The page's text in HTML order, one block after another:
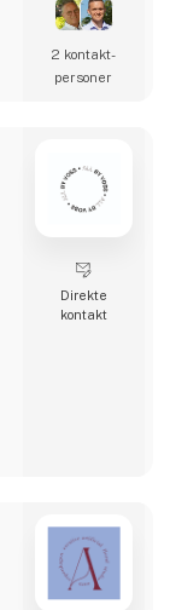
2 kontakt­
personer
Direkte
kontakt